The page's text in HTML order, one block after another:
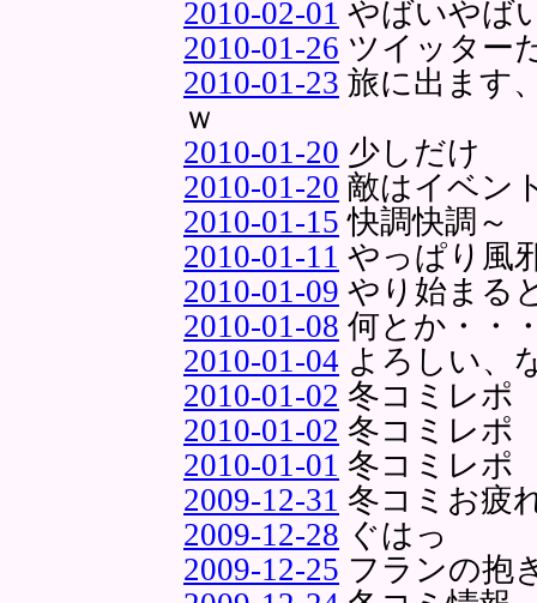
2010-02-01 やばいやば
2010-01-26 ツイッター
2010-01-23 旅に出ます
ｗ
2010-01-20 少しだけ
2010-01-20 敵はイベン
2010-01-15 快調快調～
2010-01-11 やっぱり風
2010-01-09 やり始まる
2010-01-08 何とか・・
2010-01-04 よろしい、
2010-01-02 冬コミレポ
2010-01-02 冬コミレポ
2010-01-01 冬コミレポ
2009-12-31 冬コミお疲
2009-12-28 ぐはっ
2009-12-25 フランの抱